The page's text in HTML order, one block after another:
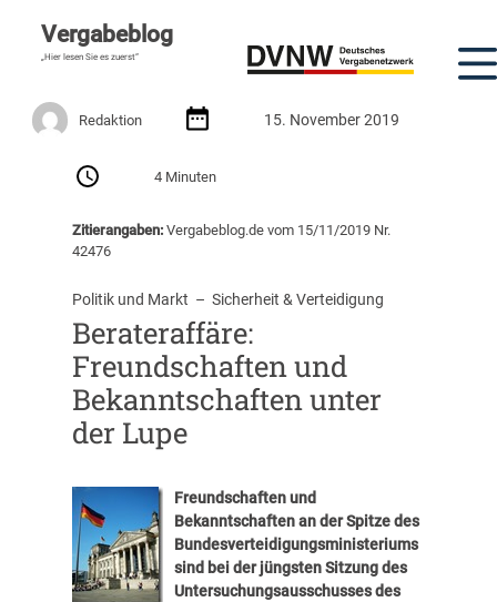
Vergabeblog
„Hier lesen Sie es zuerst“
Redaktion 15. November 2019
4 Minuten
Zitierangaben:Vergabeblog.de vom 15/11/2019 Nr.
42476
Politik und Markt
  –
Sicherheit & Verteidigung
Berateraffäre:
Freundschaften und
Bekanntschaften unter
der Lupe
Freundschaften und
Bekanntschaften an der Spitze des
Bundesverteidigungsministeriums
sind bei der jüngsten Sitzung des
Untersuchungsausschusses des